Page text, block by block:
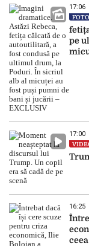
17:06
FOTO
pe
17:00
16:25